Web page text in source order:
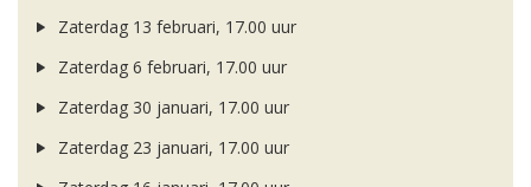
Zaterdag 13 februari, 17.00 uur
Zaterdag 6 februari, 17.00 uur
Zaterdag 30 januari, 17.00 uur
Zaterdag 23 januari, 17.00 uur